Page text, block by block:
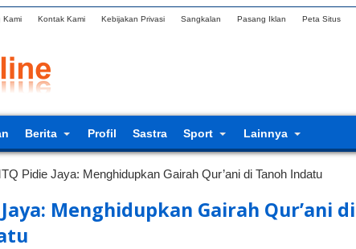
Kami Kontak Kami Kebijakan Privasi Sangkalan Pasang Iklan Peta Situs
Berita Profil Sastra Sport Lainnya
Pidie Jaya: Menghidupkan Gairah Qur’ani di Tanoh Indatu
Menghidupkan Gairah Qur’ani di